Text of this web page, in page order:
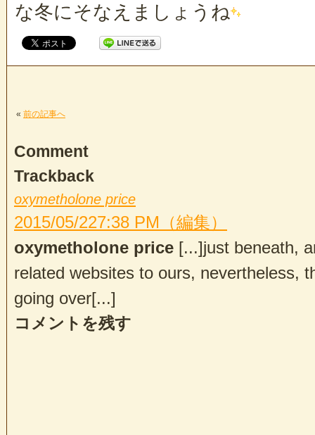
な冬にそなえましょうね
« 前の記事へ
Comment
Trackback
oxymetholone price
2015/05/227:38 PM （編集）
oxymetholone price [...]just beneath,
related websites to ours, nevertheless,
going over[...]
コメントを残す